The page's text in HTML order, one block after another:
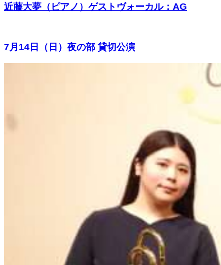
近藤大夢（ピアノ）ゲストヴォーカル：AG
7月14日（日）夜の部 貸切公演